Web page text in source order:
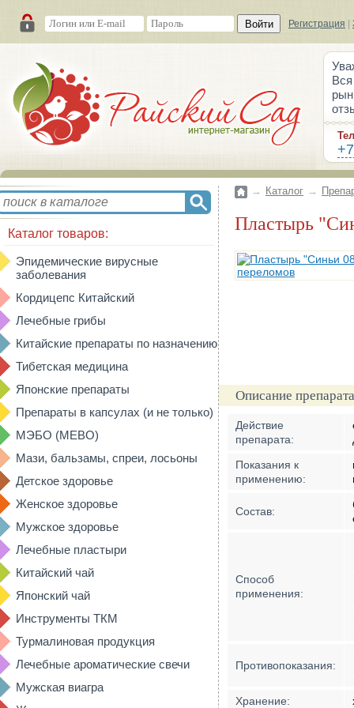
Войти Регистрация
Каталог товаров:
Эпидемические вирусные
заболевания
Кордицепс Китайский
Лечебные грибы
Китайские препараты по назначению
Тибетская медицина
Японские препараты
Препараты в капсулах (и не только)
МЭБО (MEBO)
Мази, бальзамы, спреи, лосьоны
Детское здоровье
Женское здоровье
Мужское здоровье
Лечебные пластыри
Китайский чай
Японский чай
Инструменты ТКМ
Турмалиновая продукция
Лечебные ароматические свечи
Мужская виагра
→ Каталог →
Пластырь
Описание
Действие
препарата:
Показания к
применению:
Состав:
Способ
применения:
Противопоказания:
Хранение: